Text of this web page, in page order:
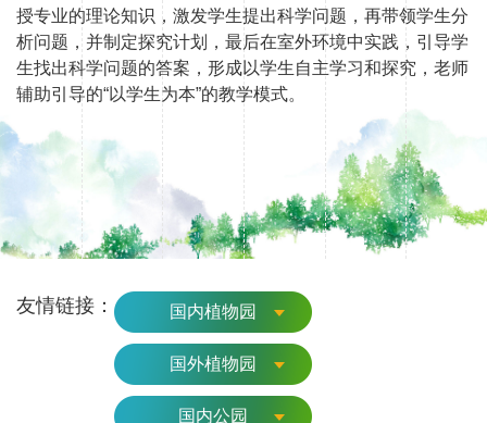
授专业的理论知识，激发学生提出科学问题，再带领学生分
析问题，并制定探究计划，最后在室外环境中实践，引导学
生找出科学问题的答案，形成以学生自主学习和探究，老师
辅助引导的“以学生为本”的教学模式。
友情链接： 国内植物园
国外植物园
国内公园